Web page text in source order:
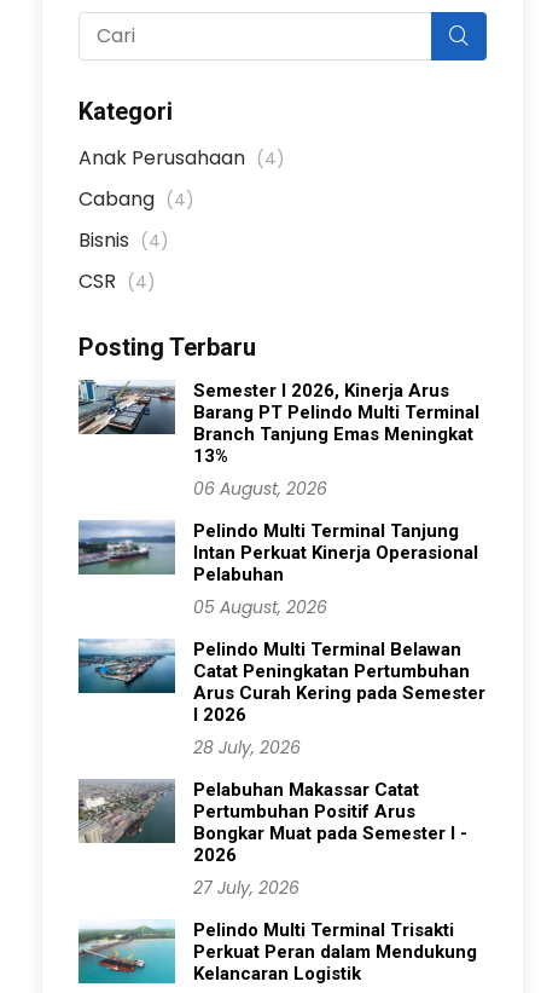
Kategori
Anak Perusahaan (4)
Cabang (4)
Bisnis (4)
CSR (4)
Posting Terbaru
Semester I 2026, Kinerja Arus
Barang PT Pelindo Multi Terminal
Branch Tanjung Emas Meningkat
13%
06 August, 2026
Pelindo Multi Terminal Tanjung
Intan Perkuat Kinerja Operasional
Pelabuhan
05 August, 2026
Pelindo Multi Terminal Belawan
Catat Peningkatan Pertumbuhan
Arus Curah Kering pada Semester
I 2026
28 July, 2026
Pelabuhan Makassar Catat
Pertumbuhan Positif Arus
Bongkar Muat pada Semester I -
2026
27 July, 2026
Pelindo Multi Terminal Trisakti
Perkuat Peran dalam Mendukung
Kelancaran Logistik